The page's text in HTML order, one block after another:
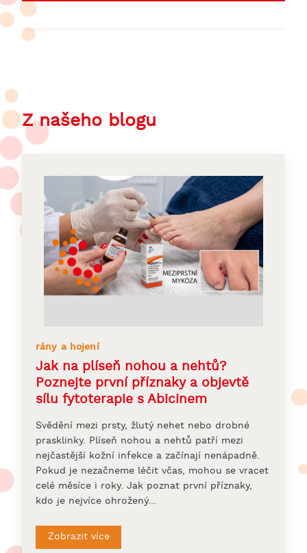
Z našeho blogu
rány a hojení
Jak na plíseň nohou a nehtů?
Poznejte první příznaky a objevtě
sílu fytoterapie s Abicinem
Svědění mezi prsty, žlutý nehet nebo drobné
prasklinky. Plíseň nohou a nehtů patří mezi
nejčastější kožní infekce a začínají nenápadně.
Pokud je nezačneme léčit včas, mohou se vracet
celé měsíce i roky. Jak poznat první příznaky,
kdo je nejvíce ohrožený…
Zobrazit více